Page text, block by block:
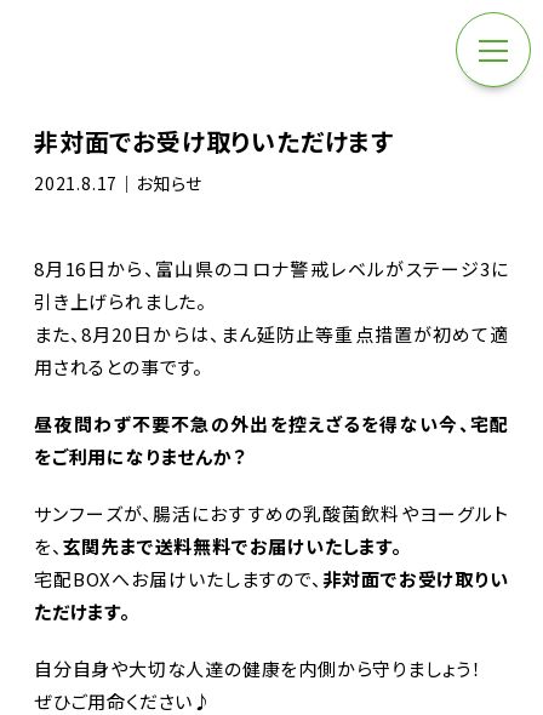
非対面でお受け取りいただけます
2021.8.17｜お知らせ
8月16日から、富山県のコロナ警戒レベルがステージ3に
引き上げられました。
また、8月20日からは、まん延防止等重点措置が初めて適
用されるとの事です。
昼夜問わず不要不急の外出を控えざるを得ない今、宅配
をご利用になりませんか？
サンフーズが、腸活におすすめの乳酸菌飲料やヨーグルト
を、 玄関先まで送料無料でお届けいたします。
宅配BOXへお届けいたしますので、非対面でお受け取りい
ただけます。
自分自身や大切な人達の健康を内側から守りましょう！
ぜひご用命ください♪